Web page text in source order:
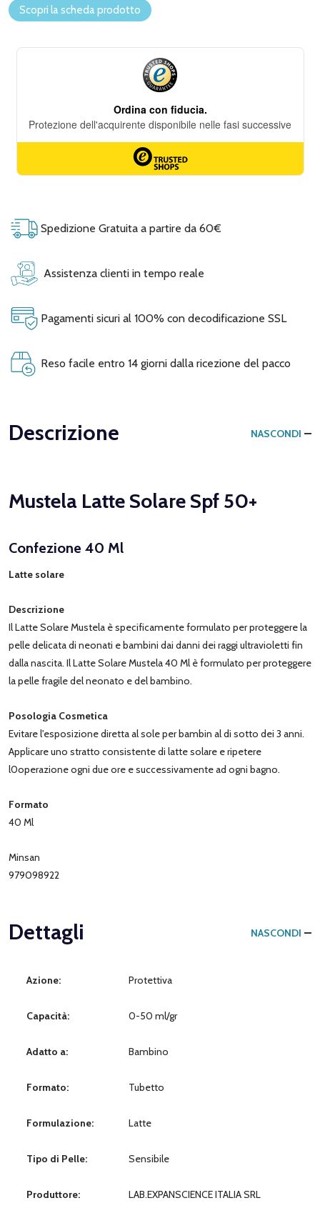
Scopri la scheda prodotto
Spedizione Gratuita a partire da 60€
Assistenza clienti in tempo reale
Pagamenti sicuri al 100% con decodificazione SSL
Reso facile entro 14 giorni dalla ricezione del pacco
Descrizione NASCONDI
Mustela Latte Solare Spf 50+
Confezione 40 Ml
Latte solare
Descrizione
Il Latte Solare Mustela è specificamente formulato per proteggere la
pelle delicata di neonati e bambini dai danni dei raggi ultravioletti fin
dalla nascita. Il Latte Solare Mustela 40 Ml è formulato per proteggere
la pelle fragile del neonato e del bambino.
Posologia Cosmetica
Evitare l'esposizione diretta al sole per bambin al di sotto dei 3 anni.
Applicare uno stratto consistente di latte solare e ripetere
l0operazione ogni due ore e successivamente ad ogni bagno.
Formato
40 Ml
Minsan
979098922
Dettagli NASCONDI
Azione: Protettiva
Capacità: 0-50 ml/gr
Adatto a: Bambino
Formato: Tubetto
Formulazione: Latte
Tipo di Pelle: Sensibile
Produttore: LAB.EXPANSCIENCE ITALIA SRL